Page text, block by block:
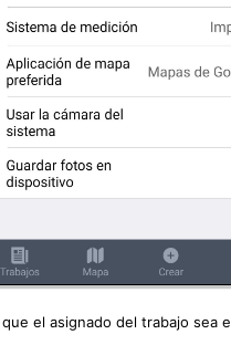
el asignado del trabajo sea